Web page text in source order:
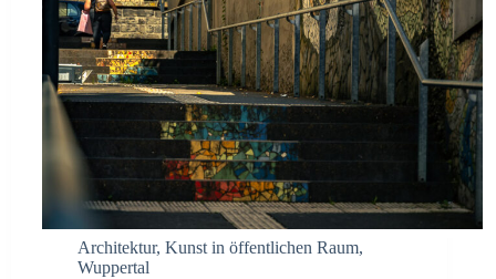
Architektur, Kunst in öffentlichen Raum,
Wuppertal